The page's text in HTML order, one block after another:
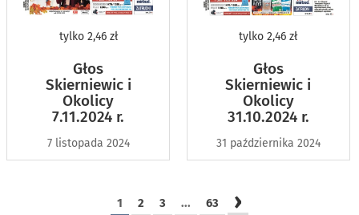
tylko2,46 zł
Głos
Skierniewic i
Okolicy
7.11.2024 r.
7 listopada 2024
tylko 2,46 zł
Głos
Skierniewic i
Okolicy
31.10.2024 r.
31 października 2024
1 2 3 ... 63 ›